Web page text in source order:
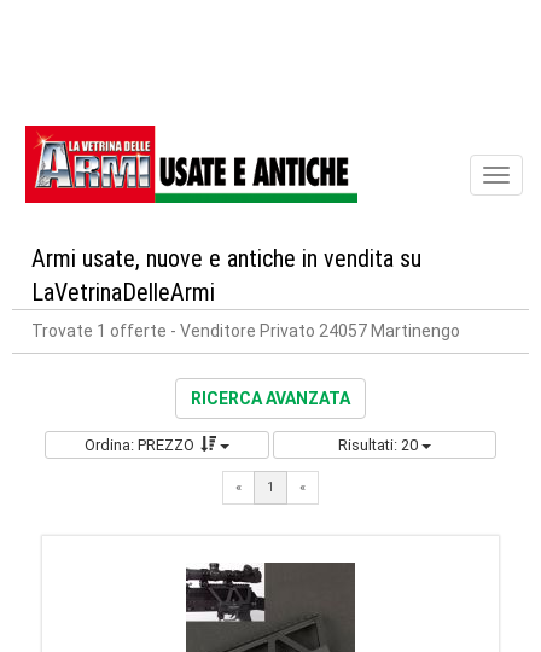
Armi usate, nuove e antiche in vendita su
LaVetrinaDelleArmi
Trovate 1 offerte - Venditore Privato 24057 Martinengo
RICERCA AVANZATA
Ordina: PREZZO Risultati: 20
« 1 «